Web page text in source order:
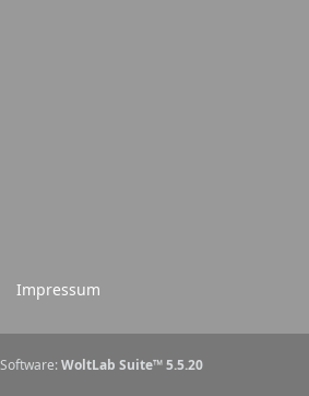
Impressum
WoltLab Suite™ 5.5.20